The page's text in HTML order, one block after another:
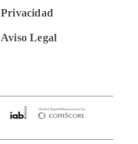
Privacidad
Aviso Legal